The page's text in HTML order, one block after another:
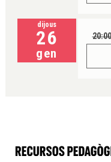
dijous
26
gen